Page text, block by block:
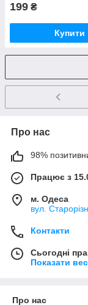
199 ₴
Купити
Про нас
98%
Працює з
м. Одеса
вул.
Контакти
Сьогодні
Показати
Про нас